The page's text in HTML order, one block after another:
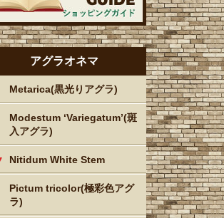
アグラオネマ
Metarica(黒光りアグラ)
Modestum ‘Variegatum’(斑
入アグラ)
Nitidum White Stem
Pictum tricolor(極彩色アグ
ラ)